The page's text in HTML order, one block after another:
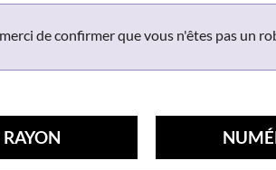
de confirmer que vous n'êtes pas un
RAYON